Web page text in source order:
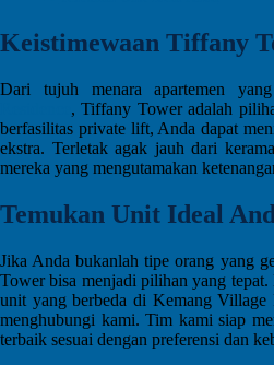
Keistimewaan Tiffany
Dari tujuh menara apartemen
, Tiffany Tower adalah
berfasilitas private lift, Anda dapat
ekstra. Terletak agak jauh dari
mereka yang mengutamakan
Temukan Unit Ideal
Jika Anda bukanlah tipe orang yang
Tower bisa menjadi pilihan yang
unit yang berbeda di Kemang Village
menghubungi kami. Tim kami siap
terbaik sesuai dengan preferensi dan